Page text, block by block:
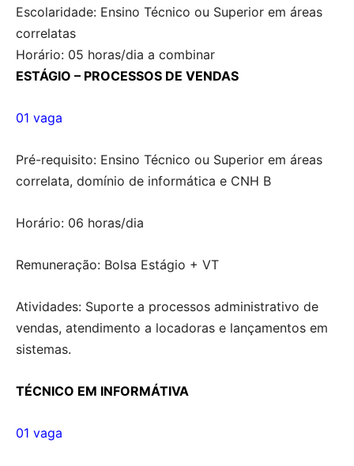
Escolaridade: Ensino Técnico ou Superior em áreas
correlatas
Horário: 05 horas/dia a combinar
ESTÁGIO – PROCESSOS DE VENDAS
01 vaga
Pré-requisito: Ensino Técnico ou Superior em áreas
correlata, domínio de informática e CNH B
Horário: 06 horas/dia
Remuneração: Bolsa Estágio + VT
Atividades: Suporte a processos administrativo de
vendas, atendimento a locadoras e lançamentos em
sistemas.
TÉCNICO EM INFORMÁTIVA
01 vaga